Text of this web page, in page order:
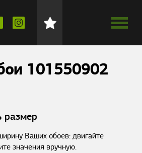
101550902
размер
Ваших обоев: двигайте
значения вручную.